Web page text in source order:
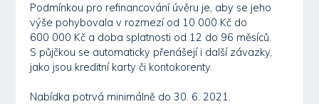
Podmínkou pro refinancování úvěru je, aby se jeho
výše pohybovala v rozmezí od 10 000 Kč do
600 000 Kč a doba splatnosti od 12 do 96 měsíců.
S půjčkou se automaticky přenášejí i další závazky,
jako jsou kreditní karty či kontokorenty.
Nabídka potrvá minimálně do 30. 6. 2021.